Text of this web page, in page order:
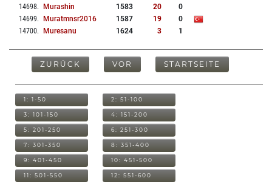
14698. Murashin 1583 20
0
14699. Muratmnsr2016 1587 19
0
14700. Muresanu 1624 3 1
ZURÜCK VOR STARTSEITE
1: 1-50 2: 51-100
3: 101-150 4: 151-200
5: 201-250 6: 251-300
7: 301-350 8: 351-400
9: 401-450 10: 451-500
11: 501-550 12: 551-600